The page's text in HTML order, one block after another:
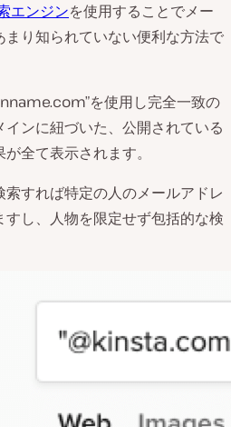
エンジンを使用することでメー
り知られていない便利な方法で
を使用し完全一致の
ンに紐づいた、公開されている
全て表示されます。
すれば特定の人のメールアドレ
し、人物を限定せず包括的な検